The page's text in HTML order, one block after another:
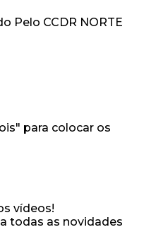
para colocar os
vídeos!
todas as novidades